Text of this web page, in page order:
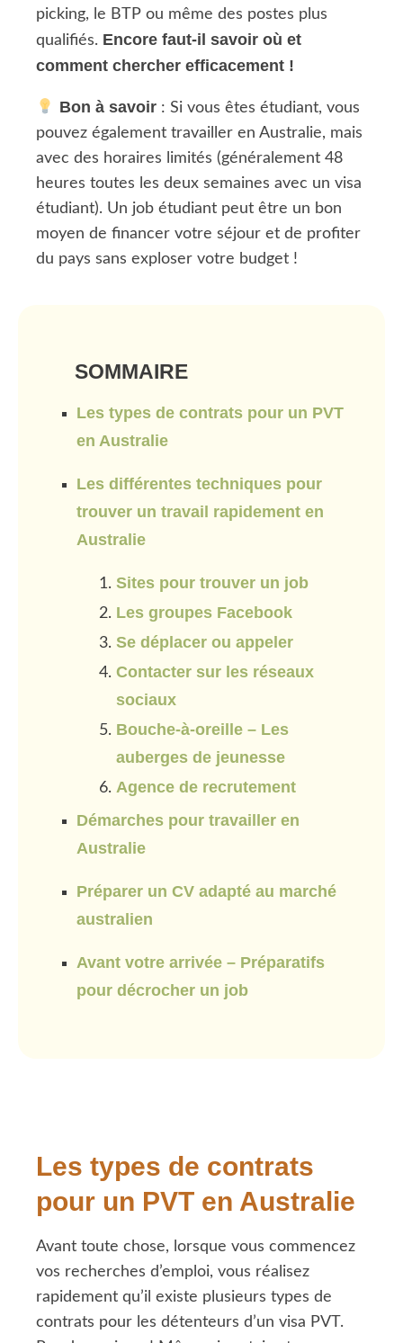
picking, le BTP ou même des postes plus
qualifiés. Encore faut-il savoir où et
comment chercher efficacement !
Bon à savoir: Si vous êtes étudiant, vous
pouvez également travailler en Australie, mais
avec des horaires limités (généralement 48
heures toutes les deux semaines avec un visa
étudiant). Un job étudiant peut être un bon
moyen de financer votre séjour et de profiter
du pays sans exploser votre budget !
SOMMAIRE
Les types de contrats pour un PVT
en Australie
Les différentes techniques pour
trouver un travail rapidement en
Australie
Sites pour trouver un job
Les groupes Facebook
Se déplacer ou appeler
Contacter sur les réseaux
sociaux
Bouche-à-oreille – Les
auberges de jeunesse
Agence de recrutement
Démarches pour travailler en
Australie
Préparer un CV adapté au marché
australien
Avant votre arrivée – Préparatifs
pour décrocher un job
Les types de contrats
pour un PVT en Australie
Avant toute chose, lorsque vous commencez
vos recherches d’emploi, vous réalisez
rapidement qu’il existe plusieurs types de
contrats pour les détenteurs d’un visa PVT.